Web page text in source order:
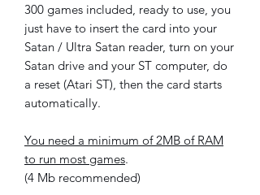
300 games included, ready to use, you
just have to insert the card into your
Satan / Ultra Satan reader, turn on your
Satan drive and your ST computer, do
a reset (Atari ST), then the card starts
automatically.
You need a minimum of 2MB of RAM
to run most games.
(4 Mb recommended)